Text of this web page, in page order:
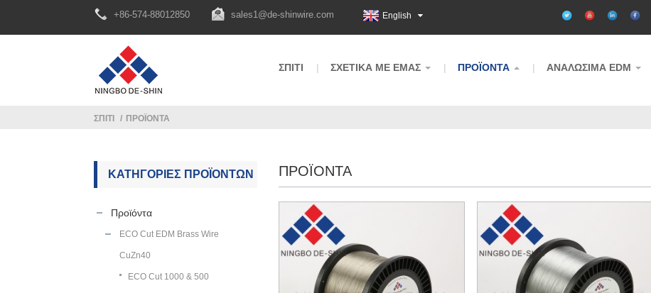
+86-574-88012850 sales1@de-shinwire.com English
ΣΠΊΤΙ ΣΧΕΤΙΚΆ ΜΕ ΕΜΆΣ ΠΡΟΪΌΝΤΑ ΑΝΑΛΏΣΙΜΑ EDM
ΣΠΊΤΙ ΠΡΟΪΌΝΤΑ
ΚΑΤΗΓΟΡΊΕΣ ΠΡΟΪΌΝΤΩΝ
Προϊόντα
ECO Cut EDM Brass Wire
CuZn40
ECO Cut 1000 & 500
ΠΡΟΪΌΝΤΑ